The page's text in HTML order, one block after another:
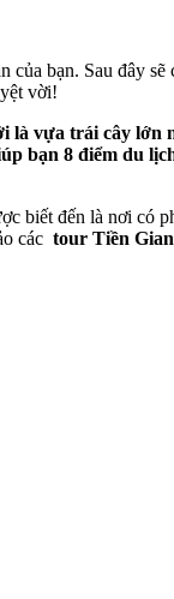
bạn. Sau đây sẽ
vời!
vựa trái cây
bạn 8 điểm du
biết đến là nơi có
các tour Tiền